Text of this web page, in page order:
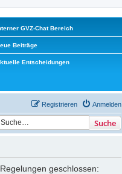
GVZ-Chat Bereich
Beiträge
Entscheidungen
Anmelden
Registrieren
Suche
geschlossen: